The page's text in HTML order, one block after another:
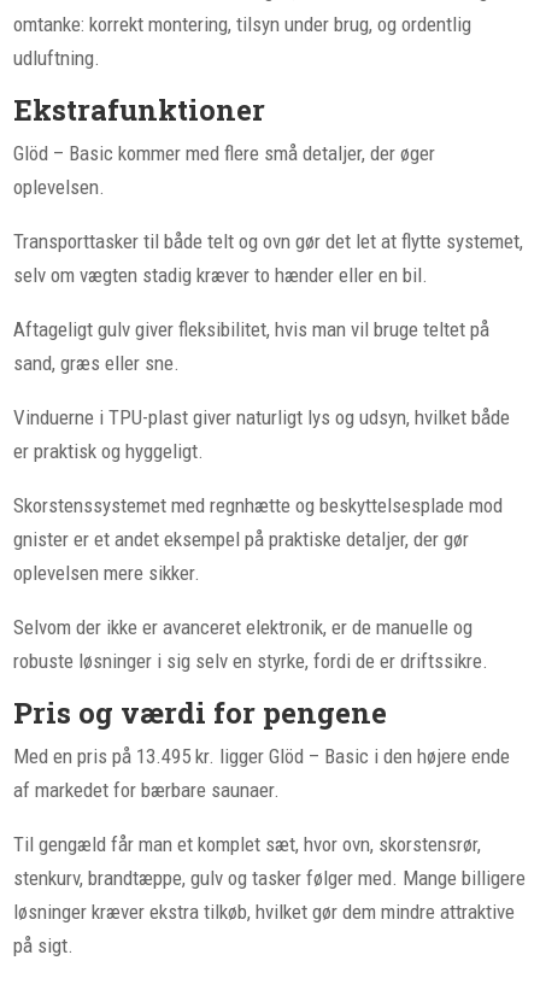
omtanke: korrekt montering, tilsyn under brug, og ordentlig
udluftning.
Ekstrafunktioner
Glöd – Basic kommer med flere små detaljer, der øger
oplevelsen.
Transporttasker til både telt og ovn gør det let at flytte systemet,
selv om vægten stadig kræver to hænder eller en bil.
Aftageligt gulv giver fleksibilitet, hvis man vil bruge teltet på
sand, græs eller sne.
Vinduerne i TPU-plast giver naturligt lys og udsyn, hvilket både
er praktisk og hyggeligt.
Skorstenssystemet med regnhætte og beskyttelsesplade mod
gnister er et andet eksempel på praktiske detaljer, der gør
oplevelsen mere sikker.
Selvom der ikke er avanceret elektronik, er de manuelle og
robuste løsninger i sig selv en styrke, fordi de er driftssikre.
Pris og værdi for pengene
Med en pris på 13.495 kr. ligger Glöd – Basic i den højere ende
af markedet for bærbare saunaer.
Til gengæld får man et komplet sæt, hvor ovn, skorstensrør,
stenkurv, brandtæppe, gulv og tasker følger med. Mange billigere
løsninger kræver ekstra tilkøb, hvilket gør dem mindre attraktive
på sigt.